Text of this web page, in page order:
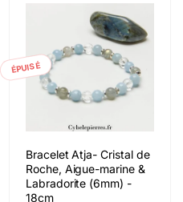
ÉPUISÉ
Bracelet Atja- Cristal de
Roche, Aigue-marine &
Labradorite (6mm) -
18cm